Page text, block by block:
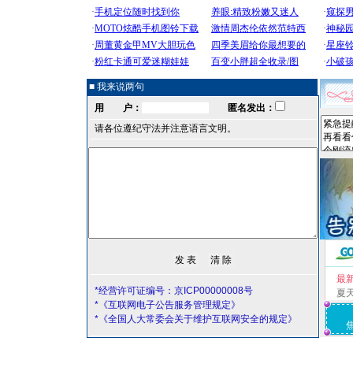
■ 我来说两句
用 户：
匿名发出：
请各位遵纪守法并注意语言文明。
*经营许可证编号：京ICP00000008号
*《互联网电子公告服务管理规定》
*《全国人大常委会关于维护互联网安全的规定》
最
夏